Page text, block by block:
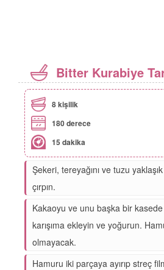
Bitter Kurabiye
8 kişilik
180 derece
15 dakika
Şekeri, tereyağını ve tuzu
çırpın.
Kakaoyu ve unu başka bir kasede
karışıma ekleyin ve yoğurun.
olmayacak.
Hamuru iki parçaya ayırıp streç